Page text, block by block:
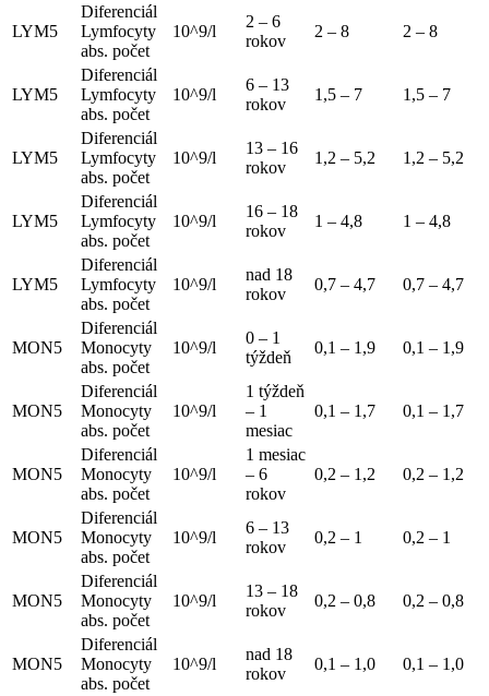
LYM5
Diferenciál
Lymfocyty
abs. počet
10^9/l
2 – 6
rokov
2 – 8 2 – 8
LYM5
Diferenciál
Lymfocyty
abs. počet
10^9/l
6 – 13
rokov
1,5 – 7 1,5 – 7
LYM5
Diferenciál
Lymfocyty
abs. počet
10^9/l
13 – 16
rokov
1,2 – 5,2 1,2 – 5,2
LYM5
Diferenciál
Lymfocyty
abs. počet
10^9/l
16 – 18
rokov
1 – 4,8 1 – 4,8
LYM5
Diferenciál
Lymfocyty
abs. počet
10^9/l
nad 18
rokov
0,7 – 4,7 0,7 – 4,7
MON5
Diferenciál
Monocyty
abs. počet
10^9/l
0 – 1
týždeň
0,1 – 1,9 0,1 – 1,9
MON5
Diferenciál
Monocyty
abs. počet
10^9/l
1 týždeň
– 1
mesiac
0,1 – 1,7 0,1 – 1,7
MON5
Diferenciál
Monocyty
abs. počet
10^9/l
1 mesiac
– 6
rokov
0,2 – 1,2 0,2 – 1,2
MON5
Diferenciál
Monocyty
abs. počet
10^9/l
6 – 13
rokov
0,2 – 1 0,2 – 1
MON5
Diferenciál
Monocyty
abs. počet
10^9/l
13 – 18
rokov
0,2 – 0,8 0,2 – 0,8
MON5
Diferenciál
Monocyty
abs. počet
10^9/l
nad 18
rokov
0,1 – 1,0 0,1 – 1,0